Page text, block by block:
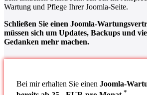
Wartung und Pflege Ihrer Joomla-Seite.
Schließen Sie einen Joomla-
müssen sich um Updates, Backups und
Gedanken mehr machen.
Bei mir erhalten Sie einen Joomla-
*